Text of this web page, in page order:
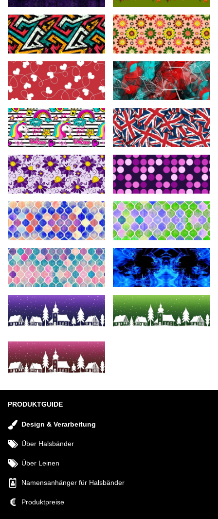
PRODUKTGUIDE
Design & Verarbeitung
Über Halsbänder
Über Leinen
Namensanhänger für Halsbänder
Produktpreise